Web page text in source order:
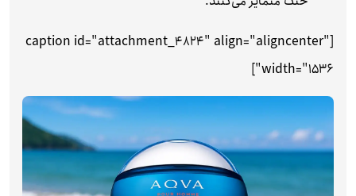
[caption id="attachment_4824" align="aligncenter"
width="1536"]